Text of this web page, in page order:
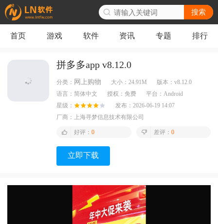
搜索
首页 游戏 软件 资讯 专题 排行
拼多多app v8.12.0
分类： 网上购物 大小： 24.91M 版本： v8.12.0
语言： 简体中文 授权： 免费 平台： Android
星级：
发布： 2026-06-19 14:07
厂商：
上海寻梦信息技术有限公司
好评： 0 差评： 0
立即下载